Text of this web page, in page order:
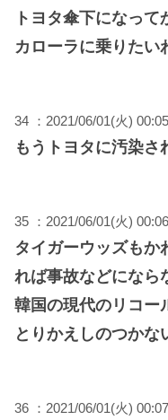
トヨタ傘下になって
カローラに乗りたい
34 ：2021/06/01(火)
もうトヨタに汚染さ
35 ：2021/06/01(火)
タイガーウッズもか
れば事故などになら
韓国の現代のリコー
とりかえしのつかな
36 ：2021/06/01(火)